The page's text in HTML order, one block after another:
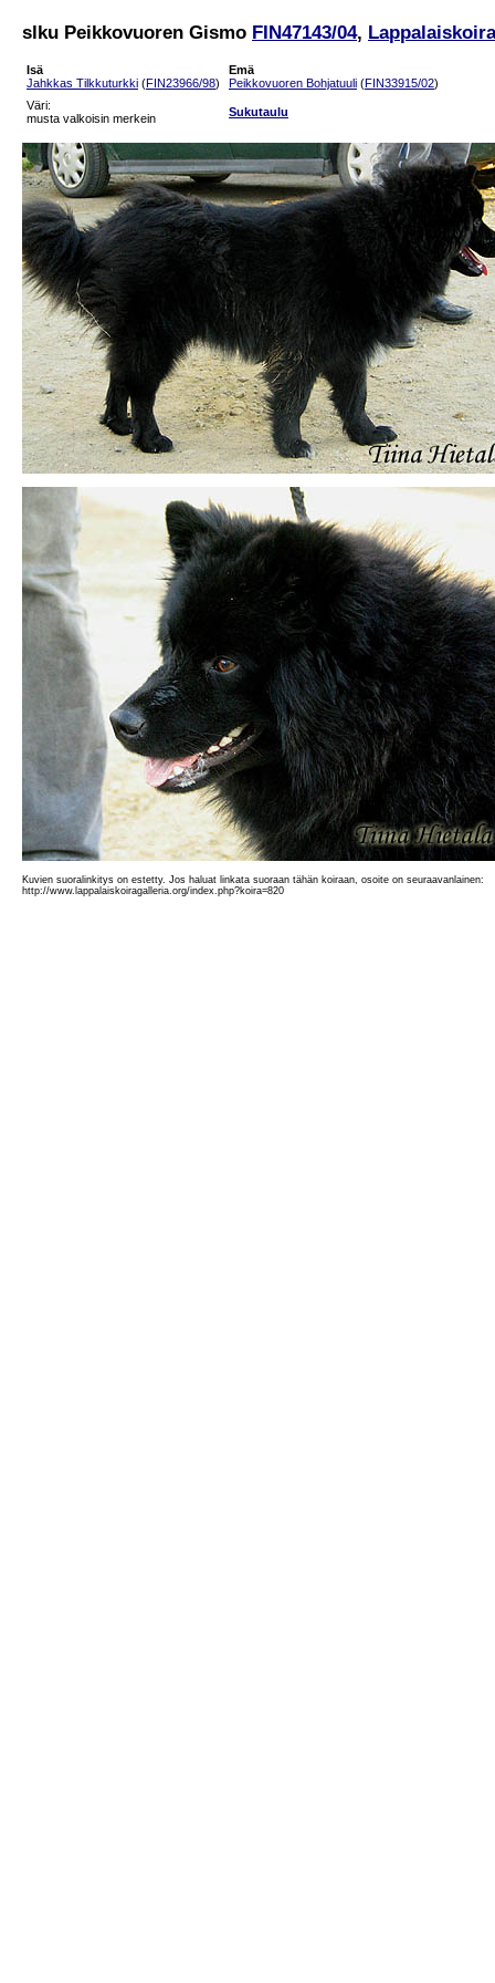
slku Peikkovuoren Gismo FIN47143/04,
Isä
Jahkkas Tilkkuturkki (FIN23966/98)
Emä
Peikkovuoren Bohjatuuli (FIN33915/02)
Väri:
musta valkoisin merkein
Sukutaulu
Kuvien suoralinkitys on estetty. Jos haluat linkata suoraan tähän koiraan, osoite on seuraavanlainen:
http://www.lappalaiskoiragalleria.org/index.php?koira=820